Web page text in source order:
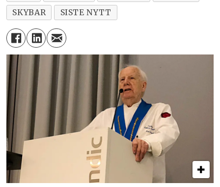
SKYBAR
SISTE NYTT